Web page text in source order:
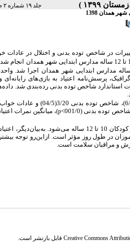
جلد ۱۹ شماره ۲ صفحات ۱۸-۱۰
در شاخص توده بدنی و اختلال در عادات
انجام شد.
حاضر از نوع همبستگی بود که با نمونه‌ای متشکل از 470 دانش‌آموز 10 تا 12 ساله مدارس
پرسش‌نامه اعتیاد به بازی‌های
شاخص توده بدنی رده‌بندی شد.
شاخص توده بدنی 3/20(04/
p)، میانگین نمرات
در طول روز مؤثر است. ازاین‌رو توجه
و مراقبان سلامت است.
Creative Commonsقابل بازنشر است.